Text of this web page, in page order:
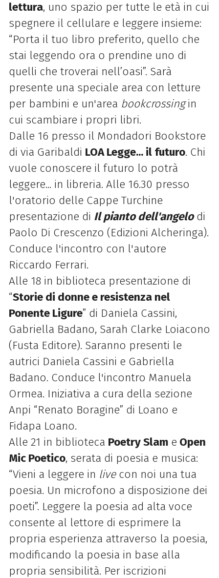
lettura, uno spazio per tutte le età in cui
spegnere il cellulare e leggere insieme:
“Porta il tuo libro preferito, quello che
stai leggendo ora o prendine uno di
quelli che troverai nell’oasi”. Sarà
presente una speciale area con letture
per bambini e un'area bookcrossingin
cui scambiare i propri libri.
Dalle 16 presso il Mondadori Bookstore
di via Garibaldi LOA Legge... il futuro. Chi
vuole conoscere il futuro lo potrà
leggere... in libreria. Alle 16.30 presso
l'oratorio delle Cappe Turchine
presentazione di Il pianto dell'angelodi
Paolo Di Crescenzo (Edizioni Alcheringa).
Conduce l'incontro con l'autore
Riccardo Ferrari.
Alle 18 in biblioteca presentazione di
“Storie di donne e resistenza nel
Ponente Ligure” di Daniela Cassini,
Gabriella Badano, Sarah Clarke Loiacono
(Fusta Editore). Saranno presenti le
autrici Daniela Cassini e Gabriella
Badano. Conduce l'incontro Manuela
Ormea. Iniziativa a cura della sezione
Anpi “Renato Boragine” di Loano e
Fidapa Loano.
Alle 21 in biblioteca Poetry Slam e Open
Mic Poetico, serata di poesia e musica:
“Vieni a leggere in livecon noi una tua
poesia. Un microfono a disposizione dei
poeti”. Leggere la poesia ad alta voce
consente al lettore di esprimere la
propria esperienza attraverso la poesia,
modificando la poesia in base alla
propria sensibilità. Per iscrizioni